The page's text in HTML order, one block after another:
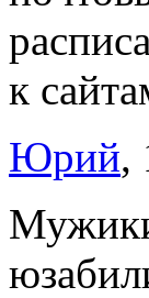
к
Юрий,